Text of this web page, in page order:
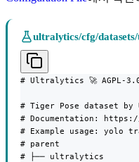
ultralytics/cfg/
# Ultralytics 🚀 AGPL-
# Tiger Pose dataset
# Documentation:
# Example usage: yolo
# parent
# ├── ultralytics